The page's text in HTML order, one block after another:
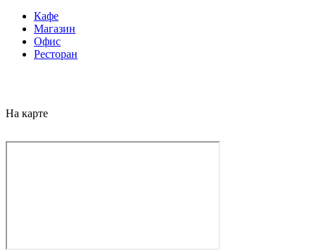
Кафе
Магазин
Офис
Ресторан
На карте